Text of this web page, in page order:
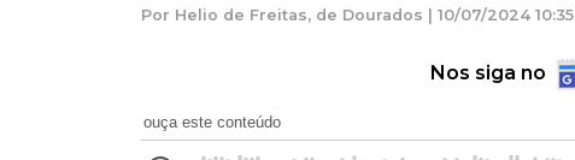
Por Helio de Freitas, de Dourados | 10/07/2024 10:35
Nos siga no
ouça este conteúdo